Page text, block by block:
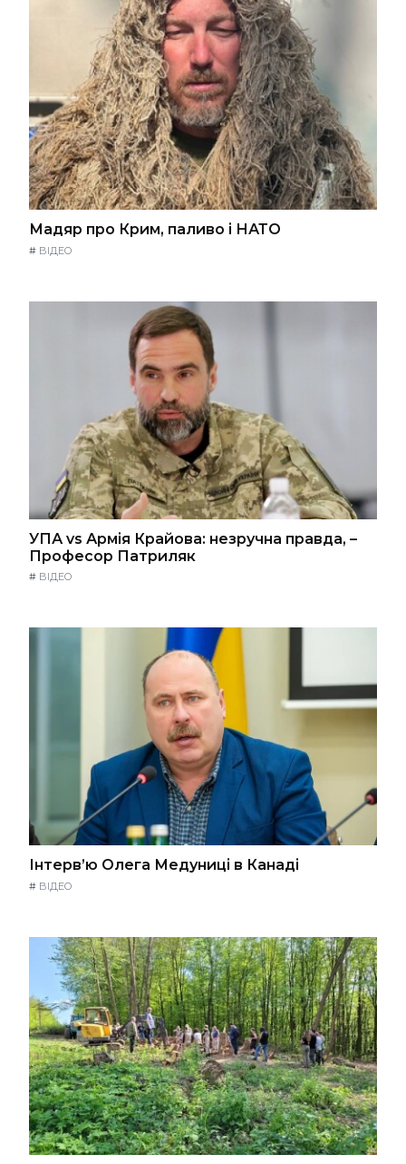
Мадяр про Крим, паливо і НАТО
# ВІДЕО
УПА vs Армія Крайова: незручна правда, –
Професор Патриляк
# ВІДЕО
Інтерв’ю Олега Медуниці в Канаді
# ВІДЕО